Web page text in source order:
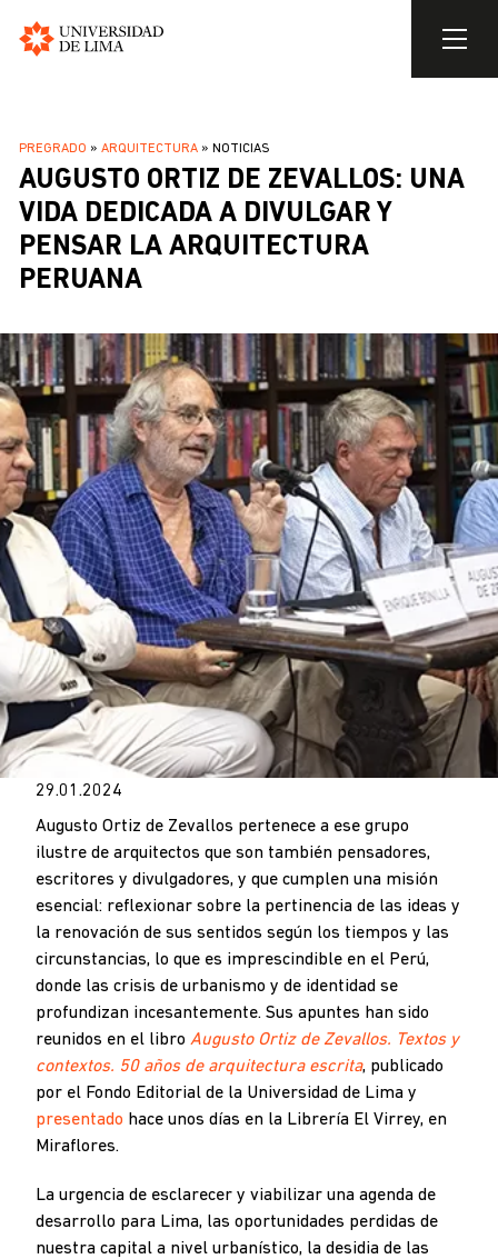
contenido
principal
SOBRESCRIBIR
ENLACES
DE
AYUDA
A
PREGRADO ARQUITECTURA NOTICIAS
AUGUSTO ORTIZ DE ZEVALLOS: UNA
VIDA DEDICADA A DIVULGAR Y
PENSAR LA ARQUITECTURA
PERUANA
29.01.2024
Augusto Ortiz de Zevallos pertenece a ese grupo
ilustre de arquitectos que son también pensadores,
escritores y divulgadores, y que cumplen una misión
esencial: reflexionar sobre la pertinencia de las ideas y
la renovación de sus sentidos según los tiempos y las
circunstancias, lo que es imprescindible en el Perú,
donde las crisis de urbanismo y de identidad se
profundizan incesantemente. Sus apuntes han sido
reunidos en el libro Augusto Ortiz de Zevallos. Textos y
contextos. 50 años de arquitectura escrita, publicado
por el Fondo Editorial de la Universidad de Lima y
presentado hace unos días en la Librería El Virrey, en
Miraflores.
La urgencia de esclarecer y viabilizar una agenda de
desarrollo para Lima, las oportunidades perdidas de
nuestra capital a nivel urbanístico, la desidia de las